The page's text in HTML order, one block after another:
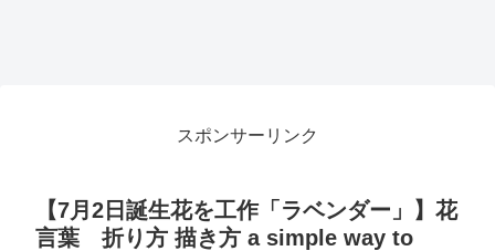
スポンサーリンク
【7月2日誕生花を工作「ラベンダー」】花
言葉 折り方 描き方 a simple way to